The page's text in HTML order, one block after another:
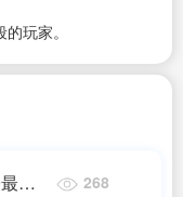
玩家。
新
268